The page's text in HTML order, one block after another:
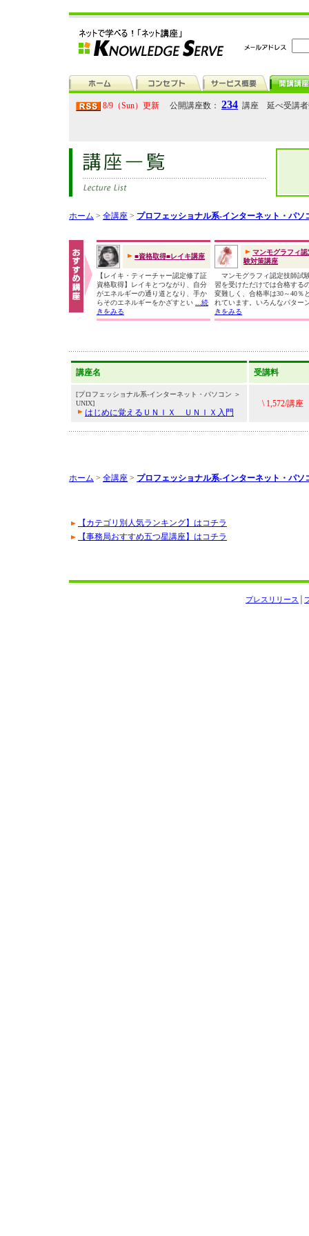
8/9（Sun）更新 公開講座数： 234 講座 延べ受講
ホーム > 全講座 > プロフェッショナル系-インターネット・パソ
■資格取得■レイキ講座
【レイキ・ティーチャー認定修了証
資格取得】レイキとつながり、自分
がエネルギーの通り道となり、手か
らそのエネルギーをかざすとい
...続
きをみる
マンモグラフィ認
験対策講座
マンモグラフィ認定技師試
習を受けただけでは合格する
変難しく、合格率は30～40％
れています。いろんなパター
きをみる
講座名 受講料
[プロフェッショナル系-インターネット・パソコン ＞
UNIX]
はじめに覚えるＵＮＩＸ ＵＮＩＸ入門
\ 1,572/講座
ホーム > 全講座 > プロフェッショナル系-インターネット・パソ
【カテゴリ別人気ランキング】はコチラ
【事務局おすすめ五つ星講座】はコチラ
プレスリリース